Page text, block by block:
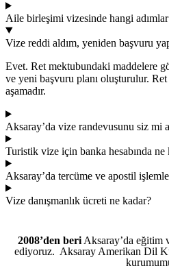
Aile birleşimi vizesinde hangi
Vize reddi aldım, yeniden başvuru
Evet. Ret mektubundaki maddelere
ve yeni başvuru planı oluşturulur. Ret
aşamadır.
Aksaray’da vize randevusunu siz mi
Turistik vize için banka hesabında ne
Aksaray’da tercüme ve apostil
Vize danışmanlık ücreti ne kadar?
2008’den beriAksaray’da eğitim
ediyoruz. Aksaray Amerikan Dil